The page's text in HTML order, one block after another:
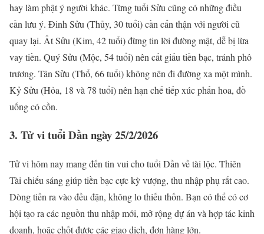
hay làm phật ý người khác. Từng tuổi Sửu cũng có những điều
cần lưu ý. Đinh Sửu (Thủy, 30 tuổi) cần cẩn thận với người cũ
quay lại. Ất Sửu (Kim, 42 tuổi) đừng tin lời đường mật, dễ bị lừa
vay tiền. Quý Sửu (Mộc, 54 tuổi) nên cất giấu tiền bạc, tránh phô
trương. Tân Sửu (Thổ, 66 tuổi) không nên đi đường xa một mình.
Kỷ Sửu (Hỏa, 18 và 78 tuổi) nên hạn chế tiếp xúc phấn hoa, đồ
uống có cồn.
3. Tử vi tuổi Dần ngày 25/2/2026
Tử vi hôm nay mang đến tin vui cho tuổi Dần về tài lộc. Thiên
Tài chiếu sáng giúp tiền bạc cực kỳ vượng, thu nhập phụ rất cao.
Dòng tiền ra vào đều đặn, không lo thiếu thốn. Bạn có thể có cơ
hội tạo ra các nguồn thu nhập mới, mở rộng dự án và hợp tác kinh
doanh, hoặc chốt được các giao dịch, đơn hàng lớn.